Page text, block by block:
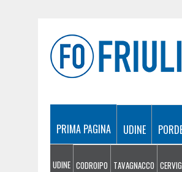
PRIMA PAGINA UDINE
UDINE CODROIPO TAVAGNACCO